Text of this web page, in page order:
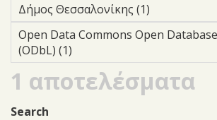
Δήμος Θεσσαλονίκης (1)
filter
Open Data Commons Open
(ODbL) (1)
License (ODbL) filter
1 αποτελέσματα
Search